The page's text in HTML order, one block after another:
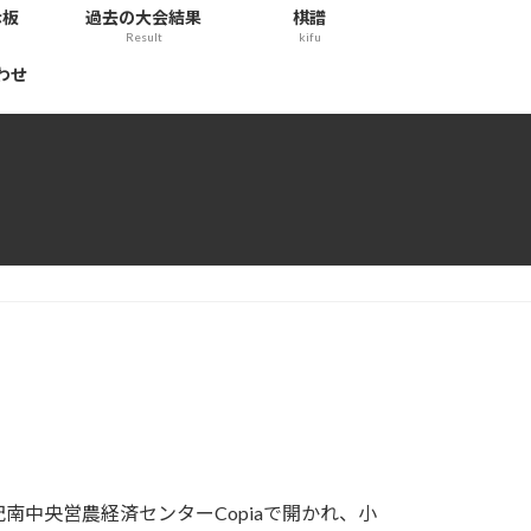
過去の大会結果
Result
棋譜
kifu
せ
中央営農経済センターCopiaで開かれ、小